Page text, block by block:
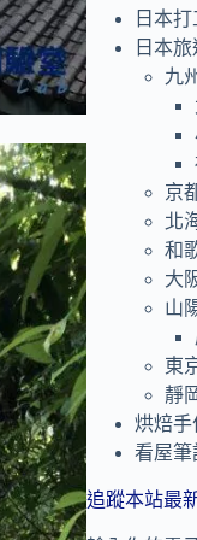
日本
日本旅
九
京
北
和
大
山
東
靜
烘焙手
看屋筆
追蹤本站最